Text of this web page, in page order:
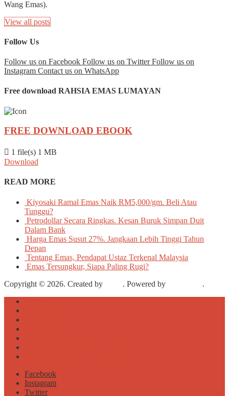
Wang Emas).
View all posts
Follow Us
Follow us on Facebook Follow us on TwitterFollow us on
Instagram Contact us on WhatsApp
Free download RAHSIA EMAS LUMAYAN
FREE DOWNLOAD EBOOK
1 file(s) 1 MB
Download
READ MORE
Kiyosaki Ramal Emas Naik RM5,000/gm. Beli Atau
Tunggu?
Petrodollar Secara Ringkas. Kesan Buruk Simpan Duit
Dalam Bank
Harga Emas Susut 27%. Jangkaan Lebih Tinggi Tahun
Depan
Tentang Emas, Pendapat Ustaz Terkenal Malaysia
Emas Tersungkur, Siapa Paling Rugi?
Copyright © 2026. Created by
. Powered by
.
Facebook
Instagram
Twitter